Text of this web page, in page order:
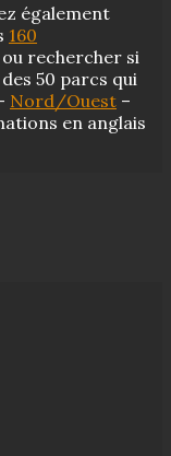
également
160
ou rechercher si
50 parcs qui
Nord/Ouest –
en anglais